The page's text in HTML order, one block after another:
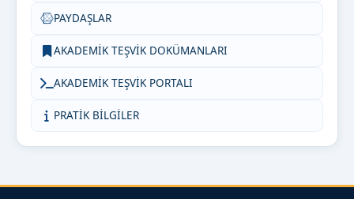
PAYDAŞLAR
AKADEMİK TEŞVİK DOKÜMANLARI
AKADEMİK TEŞVİK PORTALI
PRATİK BİLGİLER